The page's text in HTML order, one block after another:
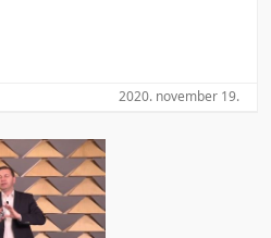
2020. november 19.